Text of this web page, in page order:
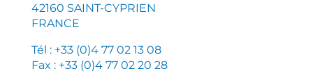
42160 SAINT-CYPRIEN
FRANCE
Tél : +33 (0)4 77 02 13 08
Fax : +33 (0)4 77 02 20 28